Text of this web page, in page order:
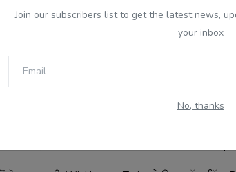
Join our subscribers list to get the latest news,
your inbox
No, thanks
ਦਾ concept ਦਿੱਤਾ ਸੀ। ਪਰ Mark ਨੇ ਉਸ concept ਨੂੰ
Business ਅਤੇ tech ਦੀ ਦੁਨੀਆ ਵਿੱਚ ਇਹ ਫ਼ਰਕ ਹੀ
ਜਾਵੇ। ਇਹ ਸਬਕ ਉਸ ਵਕਤ ਵੀ ਸੱਚ ਸੀ ਅਤੇ ਅੱਜ ਵੀ
ਹਨ?
ਵਿੱਚੋਂ ਹਨ ਅਤੇ ਹਰ ਇੱਕ ਦੀ net worth ਤਕਰੀਬਨ $3